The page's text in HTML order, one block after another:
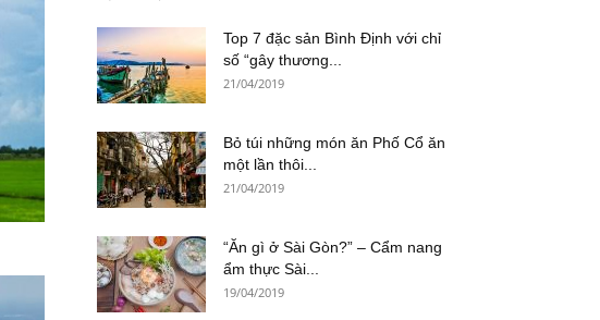
Top 7 đặc sản Bình Định với chỉ
số “gây thương...
21/04/2019
Bỏ túi những món ăn Phố Cổ ăn
một lần thôi...
21/04/2019
“Ăn gì ở Sài Gòn?” – Cẩm nang
ẩm thực Sài...
19/04/2019